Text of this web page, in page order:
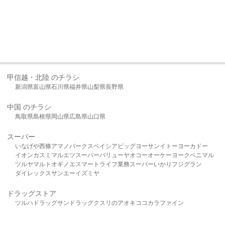
甲信越・北陸 のチラシ
新潟県富山県石川県福井県山梨県長野県
中国 のチラシ
鳥取県島根県岡山県広島県山口県
スーパー
いなげや西條アマノパークスベイシア ビッグヨーサンイトーヨーカドー
イオンカスミ マルエツスーパーバリューヤオコーオーケー ヨークベニマル
ツルヤマルト オギノ エスマート ライフ業務スーパーいかり フジグラン
ダイレックスサンエーイズミヤ
ドラッグストア
ツルハドラッグサンドラッグクスリのアオキ ココカラファイン